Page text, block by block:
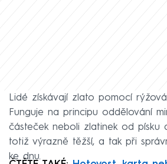
Lidé získávají zlato pomocí
Funguje na principu oddělování
částeček neboli zlatinek od písku
totiž výrazně těžší, a tak při
ke dnu.